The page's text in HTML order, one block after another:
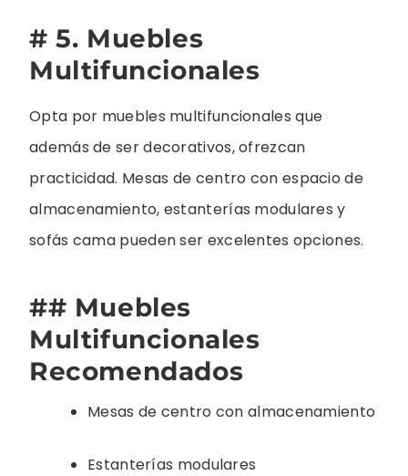
# 5. Muebles
Multifuncionales
Opta por muebles multifuncionales que
además de ser decorativos, ofrezcan
practicidad. Mesas de centro con espacio de
almacenamiento, estanterías modulares y
sofás cama pueden ser excelentes opciones.
## Muebles
Multifuncionales
Recomendados
Mesas de centro con almacenamiento
Estanterías modulares